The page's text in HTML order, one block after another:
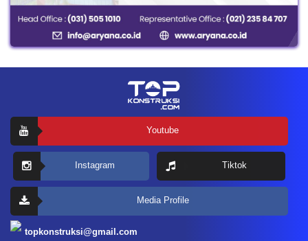
Youtube
Instagram Tiktok
Media Profile
topkonstruksi@gmail.com